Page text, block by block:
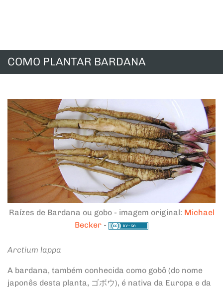
COMO PLANTAR BARDANA
Raízes de Bardana ou gobo - imagem original: Michael
Becker -
Arctium lappa
A bardana, também conhecida como gobô (do nome
japonês desta planta, ゴボウ), é nativa da Europa e da